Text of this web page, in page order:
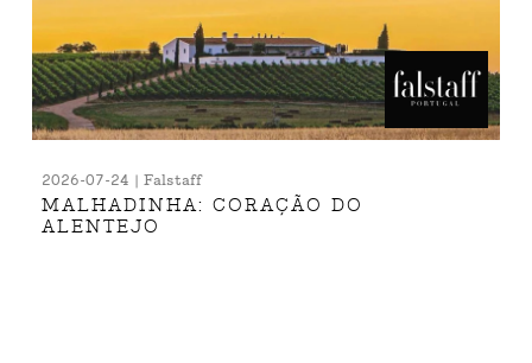
2026-07-24 | Falstaff
MALHADINHA: CORAÇÃO DO
ALENTEJO